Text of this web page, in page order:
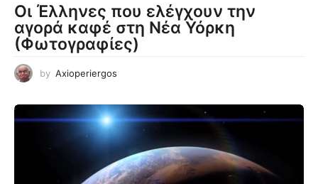
Οι Έλληνες που ελέγχουν την
αγορά καφέ στη Νέα Υόρκη
(Φωτογραφίες)
by Axioperiergos